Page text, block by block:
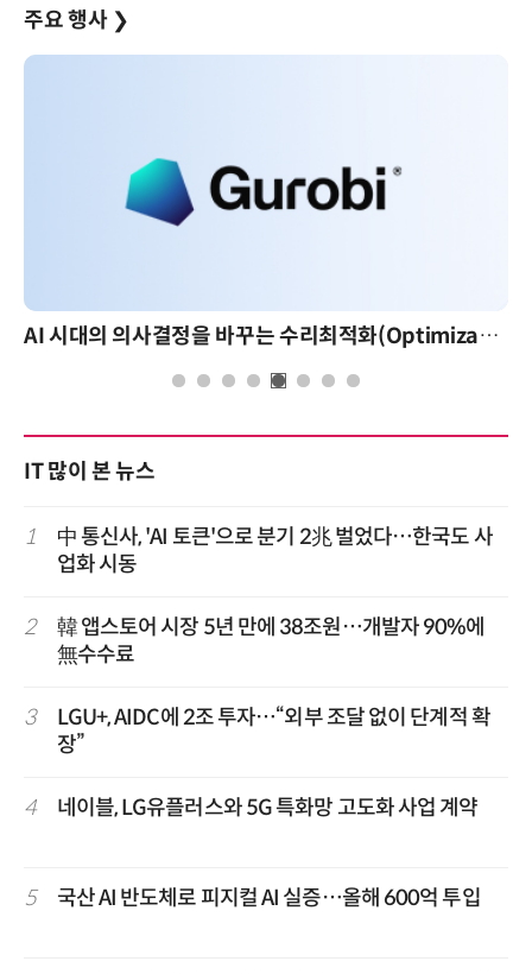
주요 행사 ❯
AI 시대의 의사결정을 바꾸는 수리최적화(Optimization): 실제 산업 적용 사례와 활용 전략
IT 많이 본 뉴스
1
中 통신사, 'AI 토큰'으로 분기 2兆 벌었다…한국도 사
업화 시동
2
韓 앱스토어 시장 5년 만에 38조원…개발자 90%에
無수수료
3
LGU+, AIDC에 2조 투자…“외부 조달 없이 단계적 확
장”
4 네이블, LG유플러스와 5G 특화망 고도화 사업 계약
5 국산 AI 반도체로 피지컬 AI 실증…올해 600억 투입